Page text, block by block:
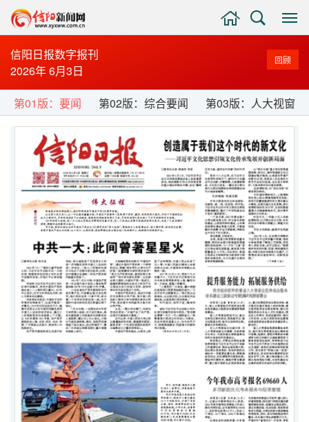
显
示
与
隐
侧
边
栏
搜
索
主
页
信阳日报数字报刊
2026年 6月3日
回顾
第01版：要闻 第02版：综合要闻 第03版：人大视窗